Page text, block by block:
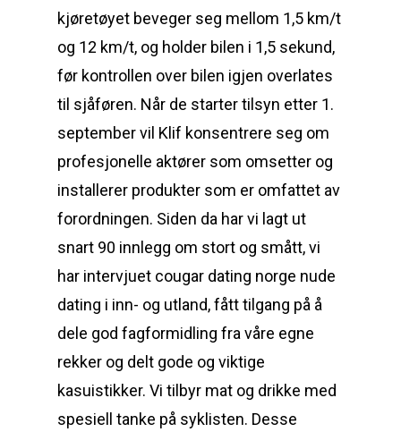
kjøretøyet beveger seg mellom 1,5 km/t
og 12 km/t, og holder bilen i 1,5 sekund,
før kontrollen over bilen igjen overlates
til sjåføren. Når de starter tilsyn etter 1.
september vil Klif konsentrere seg om
profesjonelle aktører som omsetter og
installerer produkter som er omfattet av
forordningen. Siden da har vi lagt ut
snart 90 innlegg om stort og smått, vi
har intervjuet cougar dating norge nude
dating i inn- og utland, fått tilgang på å
dele god fagformidling fra våre egne
rekker og delt gode og viktige
kasuistikker. Vi tilbyr mat og drikke med
spesiell tanke på syklisten. Desse